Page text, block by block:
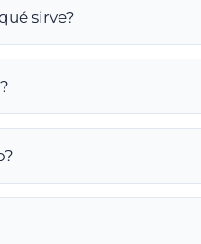
sirve?